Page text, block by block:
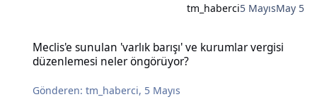
tm_haberci5 MayısMay 5
Meclis'e sunulan 'varlık barışı' ve kurumlar vergisi
düzenlemesi neler öngörüyor?
Gönderen:tm_haberci, 5 Mayıs